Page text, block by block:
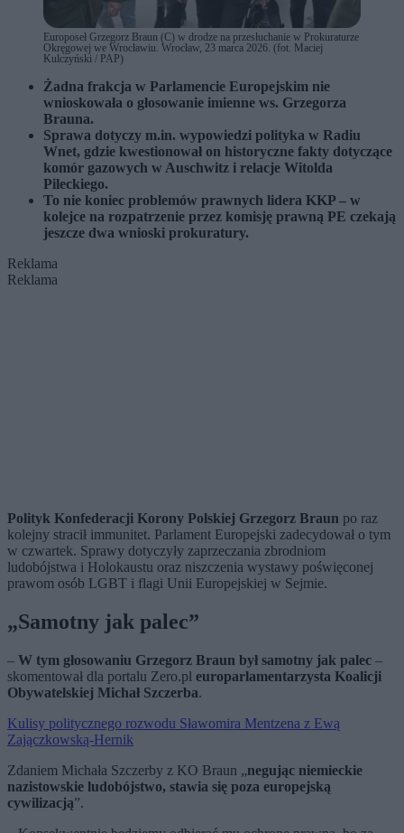
Europoseł Grzegorz Braun (C) w drodze na przesłuchanie w Prokuraturze
Okręgowej we Wrocławiu. Wrocław, 23 marca 2026. (fot. Maciej
Kulczyński / PAP)
Żadna frakcja w Parlamencie Europejskim nie
wnioskowała o głosowanie imienne ws. Grzegorza
Brauna.
Sprawa dotyczy m.in. wypowiedzi polityka w Radiu
Wnet, gdzie kwestionował on historyczne fakty dotyczące
komór gazowych w Auschwitz i relacje Witolda
Pileckiego.
To nie koniec problemów prawnych lidera KKP – w
kolejce na rozpatrzenie przez komisję prawną PE czekają
jeszcze dwa wnioski prokuratury.
Reklama
Reklama
Polityk Konfederacji Korony Polskiej Grzegorz Braun po raz
kolejny stracił immunitet. Parlament Europejski zadecydował o tym
w czwartek. Sprawy dotyczyły zaprzeczania zbrodniom
ludobójstwa i Holokaustu oraz niszczenia wystawy poświęconej
prawom osób LGBT i flagi Unii Europejskiej w Sejmie.
„Samotny jak palec”
– W tym głosowaniu Grzegorz Braun był samotny jak palec –
skomentował dla portalu Zero.pl europarlamentarzysta Koalicji
Obywatelskiej Michał Szczerba.
Kulisy politycznego rozwodu Sławomira Mentzena z Ewą
Zajączkowską-Hernik
Zdaniem Michała Szczerby z KO Braun „negując niemieckie
nazistowskie ludobójstwo, stawia się poza europejską
cywilizacją”.